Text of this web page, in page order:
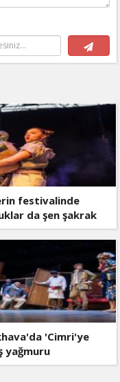
festivalinde
da şen şakrak
'Cimri'ye
yağmuru